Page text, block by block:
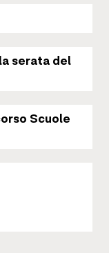
serata del
Scuole